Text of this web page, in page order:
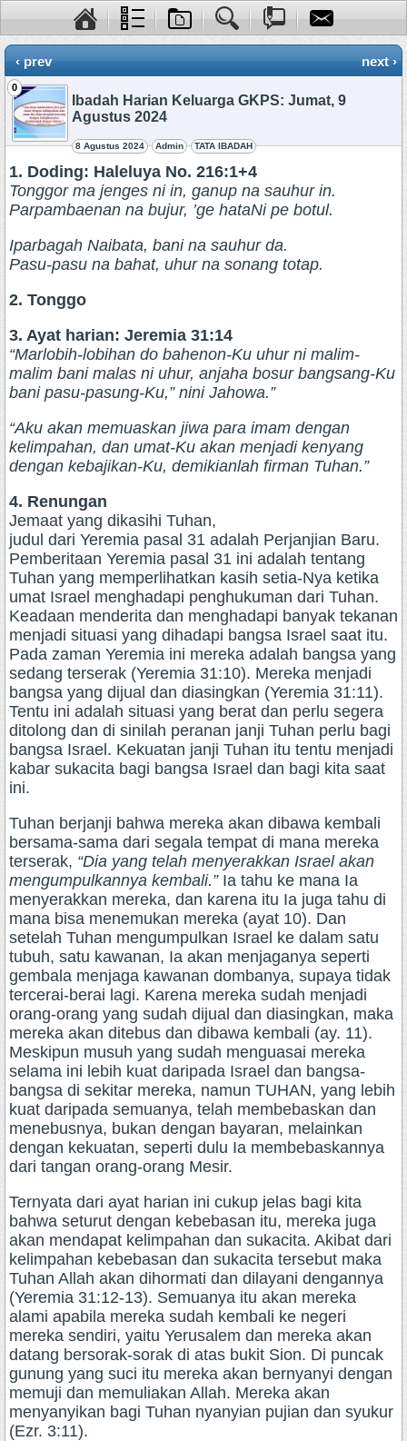
‹ prev next ›
0
Ibadah Harian Keluarga GKPS: Jumat, 9
Agustus 2024
8 Agustus 2024 Admin TATA IBADAH
1. Doding: Haleluya No. 216:1+4
Tonggor ma jenges ni in, ganup na sauhur in.
Parpambaenan na bujur, ’ge hataNi pe botul.
Iparbagah Naibata, bani na sauhur da.
Pasu-pasu na bahat, uhur na sonang totap.
2. Tonggo
3. Ayat harian: Jeremia 31:14
“Marlobih-lobihan do bahenon-Ku uhur ni malim-
malim bani malas ni uhur, anjaha bosur bangsang-Ku
bani pasu-pasung-Ku,” nini Jahowa.”
“Aku akan memuaskan jiwa para imam dengan
kelimpahan, dan umat-Ku akan menjadi kenyang
dengan kebajikan-Ku, demikianlah firman Tuhan.”
4. Renungan
Jemaat yang dikasihi Tuhan,
judul dari Yeremia pasal 31 adalah Perjanjian Baru.
Pemberitaan Yeremia pasal 31 ini adalah tentang
Tuhan yang memperlihatkan kasih setia-Nya ketika
umat Israel menghadapi penghukuman dari Tuhan.
Keadaan menderita dan menghadapi banyak tekanan
menjadi situasi yang dihadapi bangsa Israel saat itu.
Pada zaman Yeremia ini mereka adalah bangsa yang
sedang terserak (Yeremia 31:10). Mereka menjadi
bangsa yang dijual dan diasingkan (Yeremia 31:11).
Tentu ini adalah situasi yang berat dan perlu segera
ditolong dan di sinilah peranan janji Tuhan perlu bagi
bangsa Israel. Kekuatan janji Tuhan itu tentu menjadi
kabar sukacita bagi bangsa Israel dan bagi kita saat
ini.
Tuhan berjanji bahwa mereka akan dibawa kembali
bersama-sama dari segala tempat di mana mereka
terserak, “Dia yang telah menyerakkan Israel akan
mengumpulkannya kembali.”Ia tahu ke mana Ia
menyerakkan mereka, dan karena itu Ia juga tahu di
mana bisa menemukan mereka (ayat 10). Dan
setelah Tuhan mengumpulkan Israel ke dalam satu
tubuh, satu kawanan, Ia akan menjaganya seperti
gembala menjaga kawanan dombanya, supaya tidak
tercerai-berai lagi. Karena mereka sudah menjadi
orang-orang yang sudah dijual dan diasingkan, maka
mereka akan ditebus dan dibawa kembali (ay. 11).
Meskipun musuh yang sudah menguasai mereka
selama ini lebih kuat daripada Israel dan bangsa-
bangsa di sekitar mereka, namun TUHAN, yang lebih
kuat daripada semuanya, telah membebaskan dan
menebusnya, bukan dengan bayaran, melainkan
dengan kekuatan, seperti dulu Ia membebaskannya
dari tangan orang-orang Mesir.
Ternyata dari ayat harian ini cukup jelas bagi kita
bahwa seturut dengan kebebasan itu, mereka juga
akan mendapat kelimpahan dan sukacita. Akibat dari
kelimpahan kebebasan dan sukacita tersebut maka
Tuhan Allah akan dihormati dan dilayani dengannya
(Yeremia 31:12-13). Semuanya itu akan mereka
alami apabila mereka sudah kembali ke negeri
mereka sendiri, yaitu Yerusalem dan mereka akan
datang bersorak-sorak di atas bukit Sion. Di puncak
gunung yang suci itu mereka akan bernyanyi dengan
memuji dan memuliakan Allah. Mereka akan
menyanyikan bagi Tuhan nyanyian pujian dan syukur
(Ezr. 3:11).